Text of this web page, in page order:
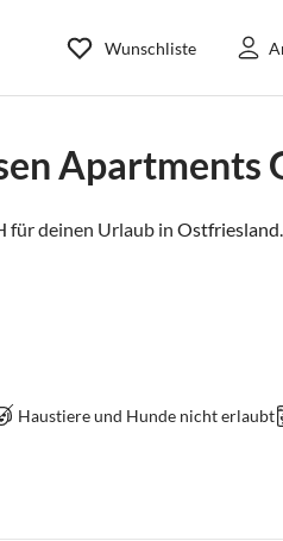
Wunschliste
Apartments
für deinen Urlaub in Ostfriesland.
Haustiere und Hunde nicht erlaubt